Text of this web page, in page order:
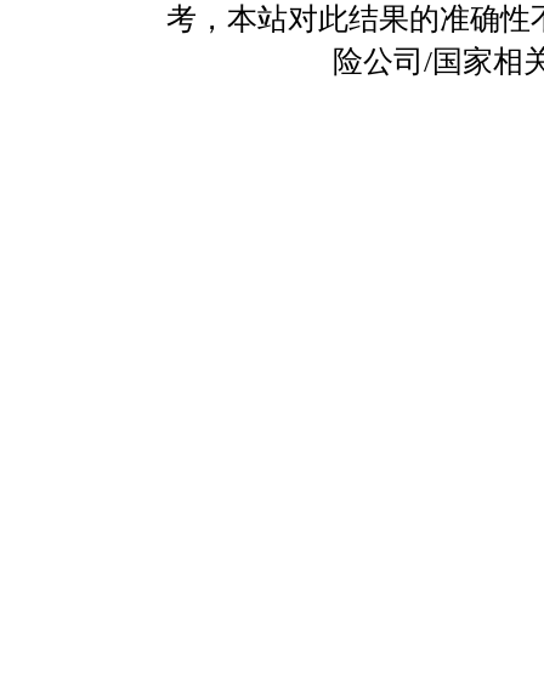
考，本站对此结果的准确
险公司/国家相